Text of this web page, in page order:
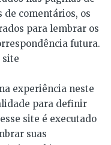
de comentários, os
para lembrar os
futura.
site
experiência neste
para definir
site é executado
suas